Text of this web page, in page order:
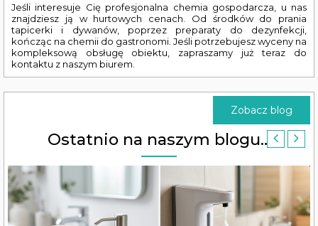
Jeśli interesuje Cię profesjonalna chemia gospodarcza, u nas
znajdziesz ją w hurtowych cenach. Od środków do prania
tapicerki i dywanów, poprzez preparaty do dezynfekcji,
kończąc na chemii do gastronomi. Jeśli potrzebujesz wyceny na
kompleksową obsługę obiektu, zapraszamy już teraz do
kontaktu z naszym biurem.
Zobacz blog
Ostatnio na naszym blogu...